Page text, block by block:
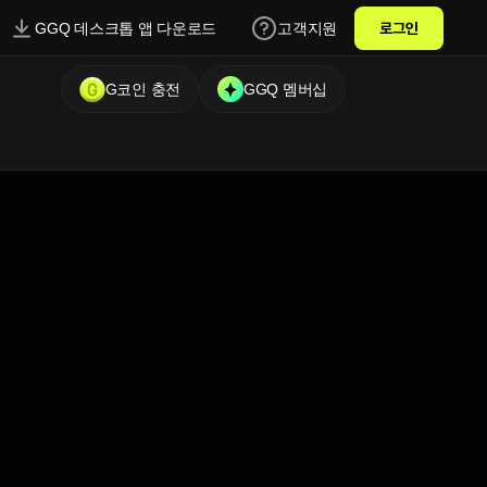
GGQ 데스크톱 앱 다운로드 고객지원 로그인
G코인 충전 GGQ 멤버십